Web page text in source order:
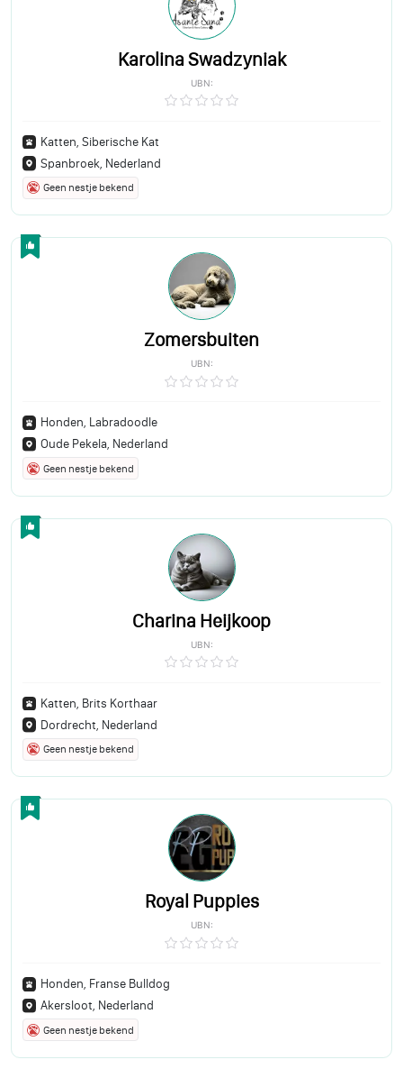
Karolina Swadzyniak
UBN:
Katten, Siberische Kat
Spanbroek, Nederland
Geen nestje bekend
Zomersbuiten
UBN:
Honden, Labradoodle
Oude Pekela, Nederland
Geen nestje bekend
Charina Heijkoop
UBN:
Katten, Brits Korthaar
Dordrecht, Nederland
Geen nestje bekend
Royal Puppies
UBN:
Honden, Franse Bulldog
Akersloot, Nederland
Geen nestje bekend